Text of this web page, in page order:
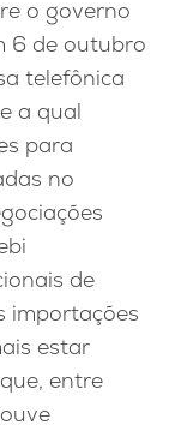
o governo
6 de outubro
telefônica
a qual
para
no
de
importações
estar
entre